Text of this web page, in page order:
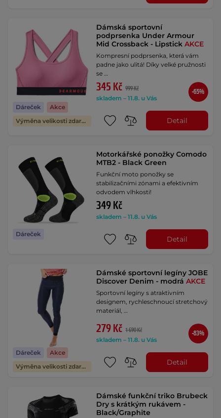
Dáreček
Akce
Výměna velikosti zdarma
Dámská sportovní
podprsenka Under Armour
Mid Crossback - LipstickAKCE
Kompresní podprsenka, která vám
padne jako ulitá! Díky velké pružnosti
se …
345 Kč 999 Kč
skladem – 11.8. u Vás
-65%
Detail
Dáreček
Motorkářské ponožky Comodo
MTB2 - Black Green
Funkční moto ponožky se
stabilizačními zónami a efektivním
odvodem vlhkosti!
349 Kč
skladem – 11.8. u Vás
Detail
Dáreček
Akce
Výměna velikosti zdarma
Dámské sportovní legíny JOBE
Discover Denim - modráAKCE
Sportovní legíny s atraktivním
designem, rychleschnoucí stretchový
materiál, …
279 Kč 1 690 Kč
skladem – 11.8. u Vás
-83%
Detail
Dámské funkční triko Brubeck
Dry s krátkým rukávem -
Black/Graphite